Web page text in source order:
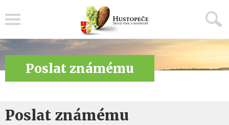
Poslat známému
Poslat známému